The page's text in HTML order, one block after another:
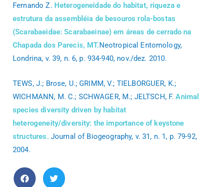
Fernando Z. Heterogeneidade do habitat, riqueza e
estrutura da assembléia de besouros rola-bostas
(Scarabaeidae: Scarabaeinae) em áreas de cerrado na
Chapada dos Parecis, MT.Neotropical Entomology,
Londrina, v. 39, n. 6, p. 934-940, nov./dez. 2010.
TEWS, J.; Brose, U.; GRIMM, V.; TIELBORGUER, K.;
WICHMANN, M. C.; SCHWAGER, M.; JELTSCH, F.Animal
species diversity driven by habitat
heterogeneity/diversity: the importance of keystone
structures. Journal of Biogeography, v. 31, n. 1, p. 79-92,
2004.